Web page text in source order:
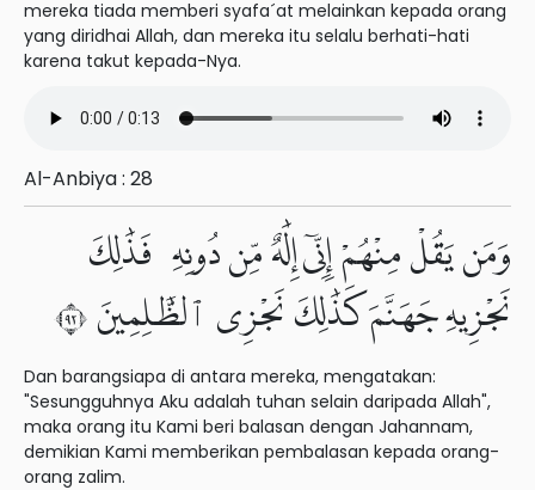
mereka tiada memberi syafa´at melainkan kepada orang
yang diridhai Allah, dan mereka itu selalu berhati-hati
karena takut kepada-Nya.
Al-Anbiya : 28
وَمَن يَقُلْ مِنْهُمْ إِنِّىٓ إِلَٰهٌ مِّن دُونِهِۦ فَذَٰلِكَ
نَجْزِيهِ جَهَنَّمَ كَذَٰلِكَ نَجْزِى ٱلظَّٰلِمِينَ ٢٩
Dan barangsiapa di antara mereka, mengatakan:
"Sesungguhnya Aku adalah tuhan selain daripada Allah",
maka orang itu Kami beri balasan dengan Jahannam,
demikian Kami memberikan pembalasan kepada orang-
orang zalim.